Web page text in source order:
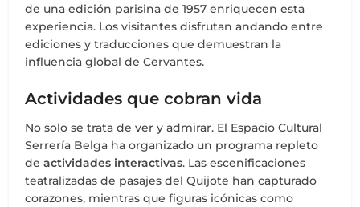
de una edición parisina de 1957 enriquecen esta
experiencia. Los visitantes disfrutan andando entre
ediciones y traducciones que demuestran la
influencia global de Cervantes.
Actividades que cobran vida
No solo se trata de ver y admirar. El Espacio Cultural
Serrería Belga ha organizado un programa repleto
deactividades interactivas. Las escenificaciones
teatralizadas de pasajes del Quijote han capturado
corazones, mientras que figuras icónicas como